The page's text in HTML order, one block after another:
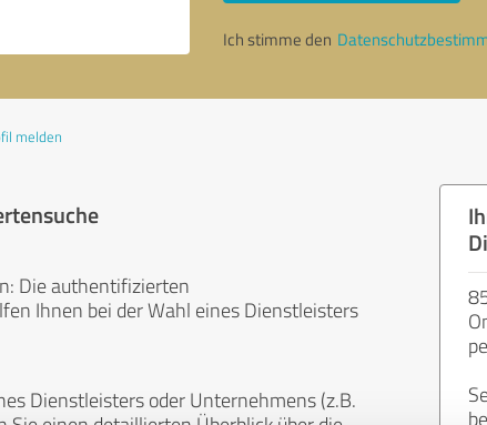
Ich stimme den
melden
Die authentifizierten
Ihnen bei der Wahl eines Dienstleisters
Dienstleisters oder Unternehmens (z.B.